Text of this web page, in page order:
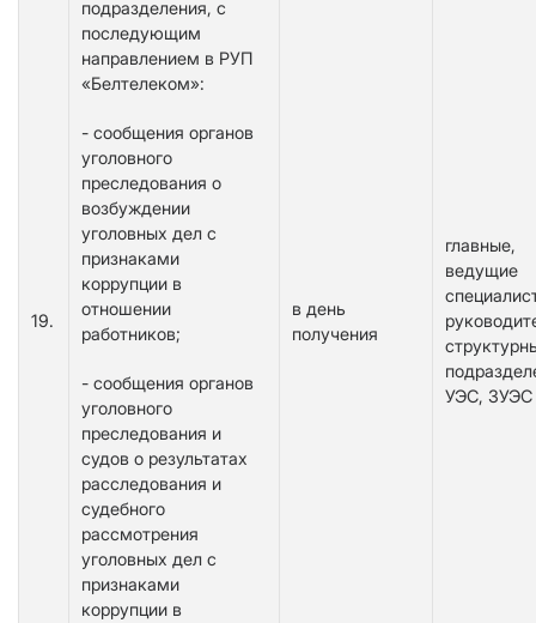
19.
подразделения, с
последующим
направлением в РУП
«Белтелеком»:
- сообщения органов
уголовного
преследования о
возбуждении
уголовных дел с
признаками
коррупции в
отношении
работников;
- сообщения органов
уголовного
преследования и
судов о результатах
расследования и
судебного
рассмотрения
уголовных дел с
признаками
коррупции в
в день
получения
главные,
ведущие
УЭС, ЗУЭС